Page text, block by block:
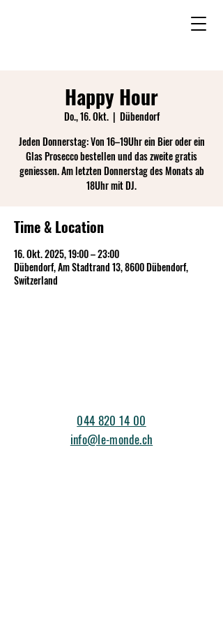
Happy Hour
Do., 16. Okt.
  |
Dübendorf
Jeden Donnerstag: Von 16–19Uhr ein Bier oder ein
Glas Prosecco bestellen und das zweite gratis
geniessen. Am letzten Donnerstag des Monats ab
18Uhr mit DJ.
Time & Location
16. Okt. 2025, 19:00 – 23:00
Dübendorf, Am Stadtrand 13, 8600 Dübendorf,
Switzerland
044 820 14 00
info@le-monde.ch